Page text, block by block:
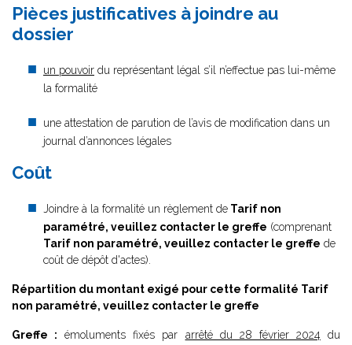
Pièces justificatives à joindre au
dossier
un pouvoir du représentant légal s’il n’effectue pas lui-même
la formalité
une attestation de parution de l’avis de modification dans un
journal d’annonces légales
Coût
Joindre à la formalité un règlement de Tarif non
paramétré, veuillez contacter le greffe (comprenant
Tarif non paramétré, veuillez contacter le greffe de
coût de dépôt d'actes).
Répartition du montant exigé pour cette formalité Tarif
non paramétré, veuillez contacter le greffe
Greffe : émoluments fixés par arrêté du 28 février 2024 du